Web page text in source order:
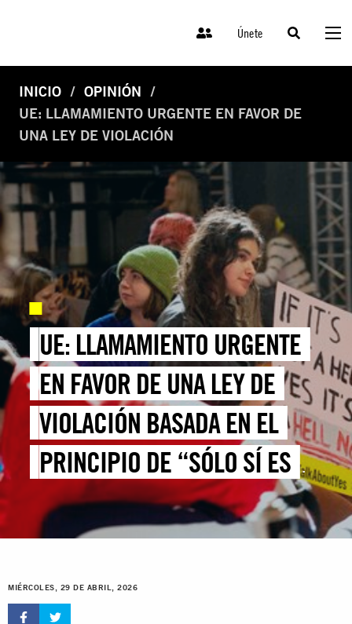
Únete
INICIO
OPINIÓN
UE: LLAMAMIENTO URGENTE EN FAVOR DE
UNA LEY DE VIOLACIÓN
UE: LLAMAMIENTO URGENTE
EN FAVOR DE UNA LEY DE
VIOLACIÓN BASADA EN EL
PRINCIPIO DE “SÓLO SÍ ES
SÍ” PARA TODA LA UE TRAS LA
VOTACIÓN DEL PARLAMENTO
EUROPEO
MIÉRCOLES, 29 DE ABRIL, 2026